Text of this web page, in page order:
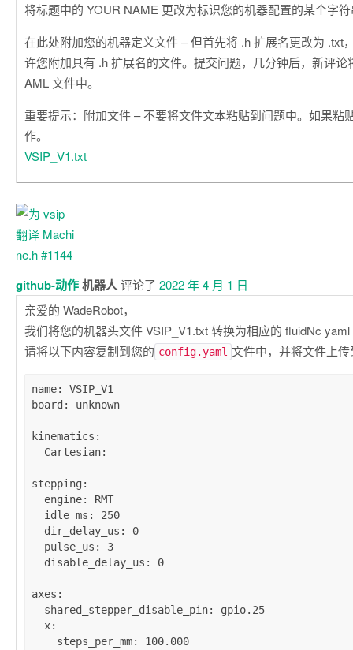
将标题中的 YOUR NAME 更改为标识您的机器配置的某个字
在此处附加您的机器定义文件 – 但首先将 .h 扩展名更改为 .txt
许您附加具有 .h 扩展名的文件。提交问题，几分钟后，新评论
AML 文件中。
重要提示：附加文件 – 不要将文件文本粘贴到问题中。如果粘
作。
VSIP_V1.txt
github-动作机器人评论了 2022 年 4 月 1 日
亲爱的 WadeRobot，
我们将您的机器头文件 VSIP_V1.txt 转换为相应的 fluidNc
请将以下内容复制到您的 config.yaml 文件中，并将文件上
name: VSIP_V1
board : unknown
kinematics :
Cartesian:
stepping :
engine: RMT
idle_ms : 250
dir_delay_us : 0
pulse_us : 3
disable_delay_us : 0
axes :
shared_stepper_disable_pin: gpio.25
x:
steps_per_mm: 100.000